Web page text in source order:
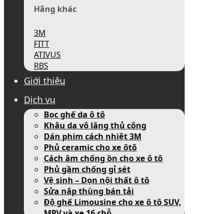
Hãng khác
3M
FITT
ATIVUS
RBS
Giới thiệu
Dịch vụ
Bọc ghế da ô tô
Khâu da vô lăng thủ công
Dán phim cách nhiệt 3M
Phủ ceramic cho xe ôtô
Cách âm chống ồn cho xe ô tô
Phủ gầm chống gỉ sét
Vệ sinh – Dọn nội thất ô tô
Sửa nắp thùng bán tải
Độ ghế Limousine cho xe ô tô SUV,